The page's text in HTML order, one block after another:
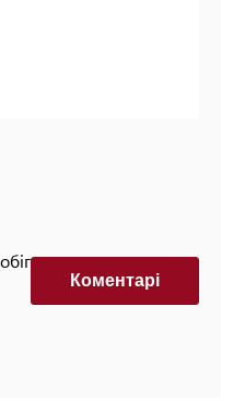
автоматизованим
Коментарi